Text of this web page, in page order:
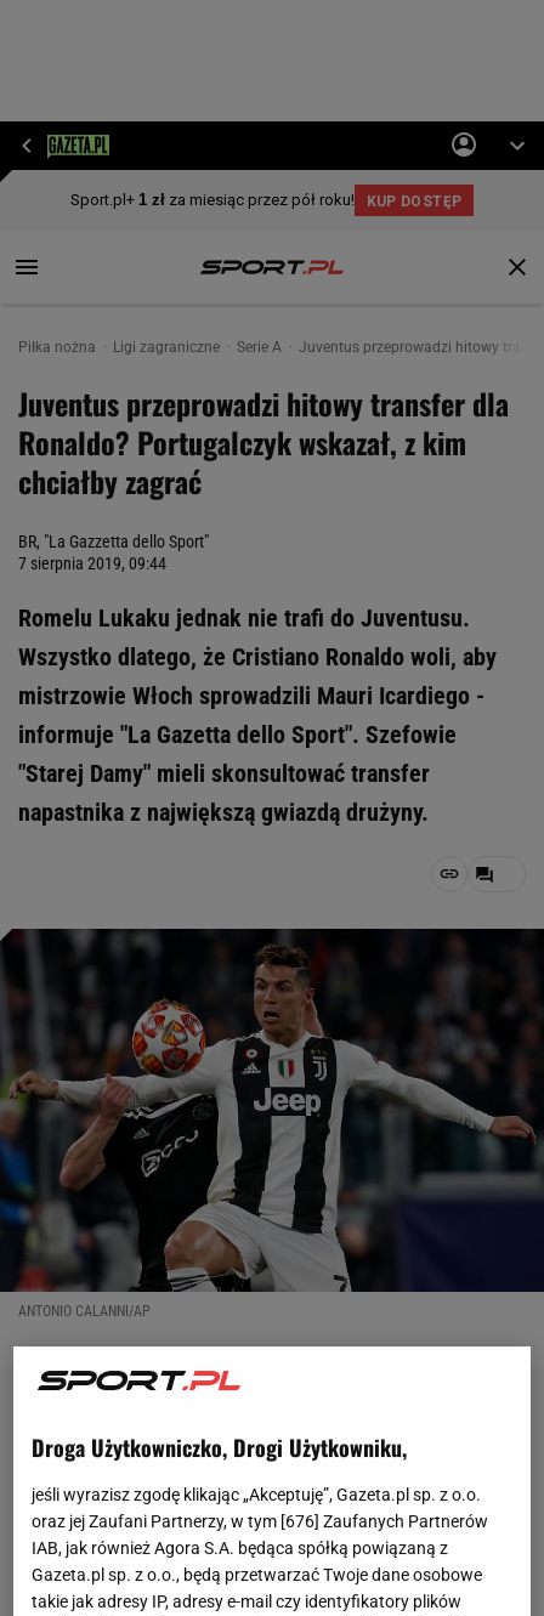
Piłka nożna Ligi zagraniczne Serie A Juventus przeprowadzi hitowy
Juventus przeprowadzi hitowy transfer dla
Ronaldo? Portugalczyk wskazał, z kim
chciałby zagrać
BR, "La Gazzetta dello Sport"
7 sierpnia 2019, 09:44
Romelu Lukaku jednak nie trafi do Juventusu.
Wszystko dlatego, że Cristiano Ronaldo woli, aby
mistrzowie Włoch sprowadzili Mauri Icardiego -
informuje "La Gazetta dello Sport". Szefowie
"Starej Damy" mieli skonsultować transfer
napastnika z największą gwiazdą drużyny.
ANTONIO CALANNI/AP
Droga Użytkowniczko, Drogi Użytkowniku,
jeśli wyrazisz zgodę klikając „Akceptuję”, Gazeta.pl sp. z o.o.
oraz jej Zaufani Partnerzy, w tym [676] Zaufanych Partnerów
IAB, jak również Agora S.A. będąca spółką powiązaną z
Gazeta.pl sp. z o.o., będą przetwarzać Twoje dane osobowe
takie jak adresy IP, adresy e-mail czy identyfikatory plików